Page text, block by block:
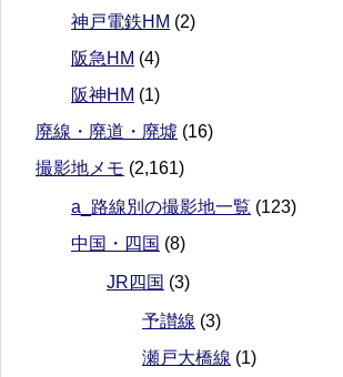
神戸電鉄HM (2)
阪急HM (4)
阪神HM (1)
廃線・廃道・廃墟 (16)
撮影地メモ (2,161)
a_路線別の撮影地一覧 (123)
中国・四国 (8)
JR四国 (3)
予讃線 (3)
瀬戸大橋線 (1)